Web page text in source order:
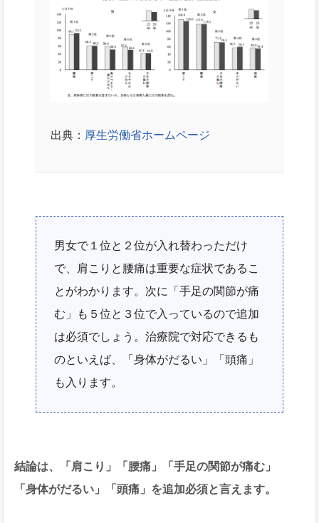
出典： 厚生労働省ホームページ
男女で１位と２位が入れ替わっただけ
で、肩こりと腰痛は重要な症状であるこ
とがわかります。次に「手足の関節が痛
む」も５位と３位で入っているので追加
は必須でしょう。治療院で対応できるも
のといえば、「身体がだるい」「頭痛」
も入ります。
結論は、「肩こり」「腰痛」「手足の関節が痛む」
「身体がだるい」「頭痛」を追加必須と言えます。